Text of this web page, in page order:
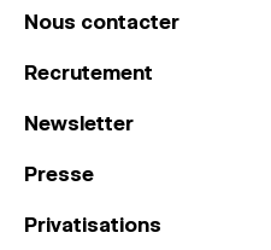
Nous contacter
Recrutement
Newsletter
Presse
Privatisations